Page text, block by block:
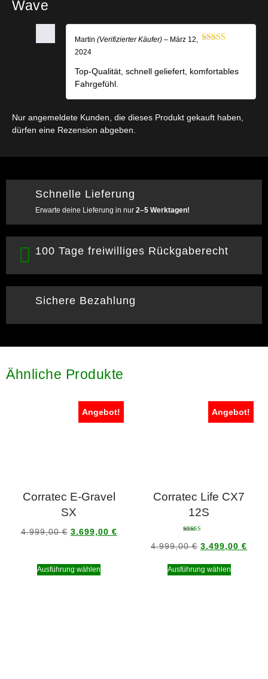
Wave
Martin (Verifizierter Käufer) – März 12,
2024
Top-Qualität, schnell geliefert, komfortables
Fahrgefühl.
Nur angemeldete Kunden, die dieses Produkt gekauft haben,
dürfen eine Rezension abgeben.
Schnelle Lieferung
Erwarte deine Lieferung in nur 2–5 Werktagen!
100 Tage freiwilliges Rückgaberecht
Sichere Bezahlung
Ähnliche Produkte
Angebot!
Corratec E-Gravel
SX
4.999,00€ 3.699,00 €
Ausführung wählen
Angebot!
Corratec Life CX7
12S
5.00
von 5
4.999,00€ 3.499,00€
Ausführung wählen